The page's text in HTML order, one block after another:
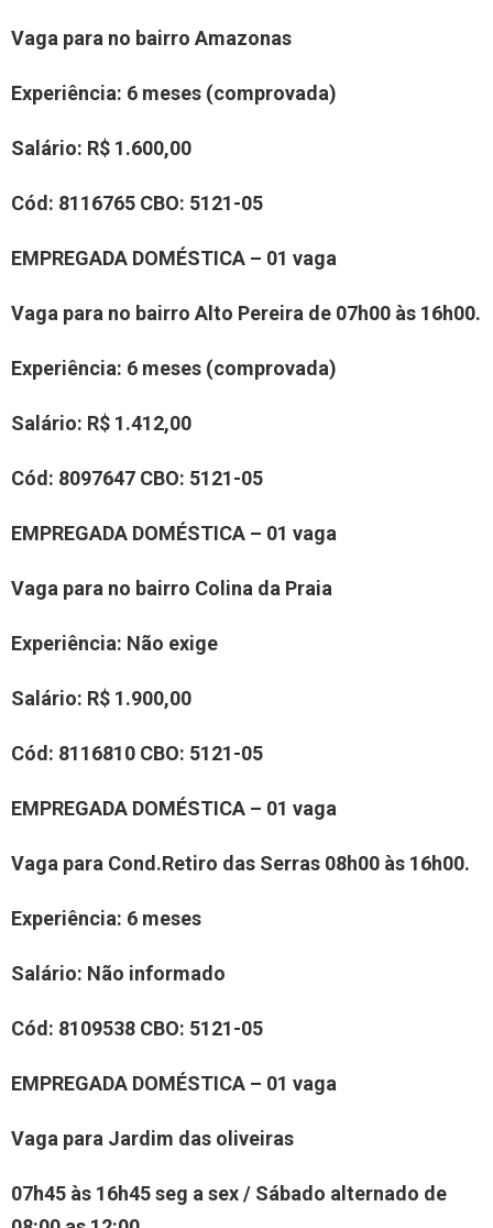
Vaga para no bairro Amazonas
Experiência: 6 meses (comprovada)
Salário: R$ 1.600,00
Cód: 8116765 CBO: 5121-05
EMPREGADA DOMÉSTICA – 01 vaga
Vaga para no bairro Alto Pereira de 07h00 às 16h00.
Experiência: 6 meses (comprovada)
Salário: R$ 1.412,00
Cód: 8097647 CBO: 5121-05
EMPREGADA DOMÉSTICA – 01 vaga
Vaga para no bairro Colina da Praia
Experiência: Não exige
Salário: R$ 1.900,00
Cód: 8116810 CBO: 5121-05
EMPREGADA DOMÉSTICA – 01 vaga
Vaga para Cond.Retiro das Serras 08h00 às 16h00.
Experiência: 6 meses
Salário: Não informado
Cód: 8109538 CBO: 5121-05
EMPREGADA DOMÉSTICA – 01 vaga
Vaga para Jardim das oliveiras
07h45 às 16h45 seg a sex / Sábado alternado de